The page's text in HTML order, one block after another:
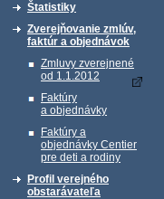
Štatistiky
Zverejňovanie zmlúv,
faktúr a objednávok
Zmluvy zverejnené
od 1.1.2012
Faktúry
a objednávky
Faktúry a
objednávky Centier
pre deti a rodiny
Profil verejného
obstarávateľa